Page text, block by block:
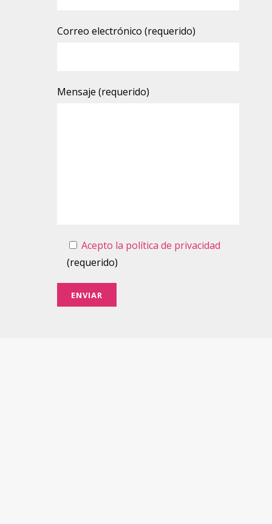
Correo electrónico (requerido)
Mensaje (requerido)
Acepto la política de privacidad
(requerido)